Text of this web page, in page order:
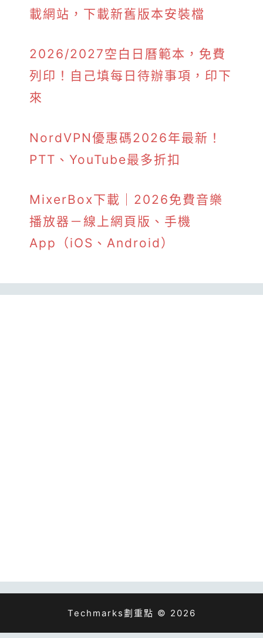
載網站，下載新舊版本安裝檔
2026/2027空白日曆範本，免費
列印！自己填每日待辦事項，印下
來
NordVPN優惠碼2026年最新！
PTT、YouTube最多折扣
MixerBox下載｜2026免費音樂
播放器－線上網頁版、手機
App（iOS、Android）
Techmarks劃重點 © 2026